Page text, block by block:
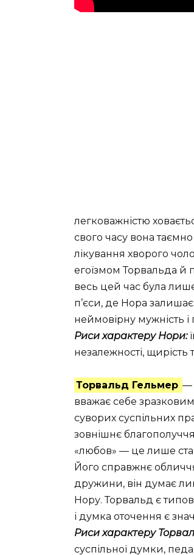
легковажністю
свого часу вона
лікування хворого
егоїзмом Торвальда й
весь цей час була
п’єси, де Нора
неймовірну мужність
Риси характеру Нори:
незалежності, щирість
Торвальд Гельмер —
вважає себе
суворих суспільних
зовнішнє
«любов» — це лише
Його справжнє
дружини, він думає
Нору. Торвальд є
і думка оточення є
Риси характеру
суспільної думки,